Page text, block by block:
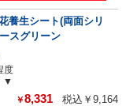
養生シート(両面シリ
スグリーン
度
￥8,331 税込￥9,164